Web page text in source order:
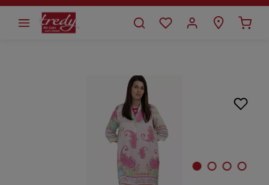
springen